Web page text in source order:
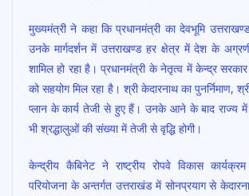
मुख्यमंत्री ने कहा कि प्रधानमंत्री का देवभूमि
उनके मार्गदर्शन में उत्तराखण्ड हर क्षेत्र में देश के
शामिल हो रहा है। प्रधानमंत्री के नेतृत्व में केन्द्र
को सहयोग मिल रहा है। श्री केदारनाथ का पुनर्निमाण,
प्लान के कार्य तेजी से हुए हैं। उनके आने के बाद राज्य में
भी श्रद्धालुओं की संख्या में तेजी से वृद्धि होगी।
केन्द्रीय कैबिनेट ने राष्ट्रीय रोपवे विकास
परियोजना के अन्तर्गत उत्तराखंड में सोनप्रयाग से